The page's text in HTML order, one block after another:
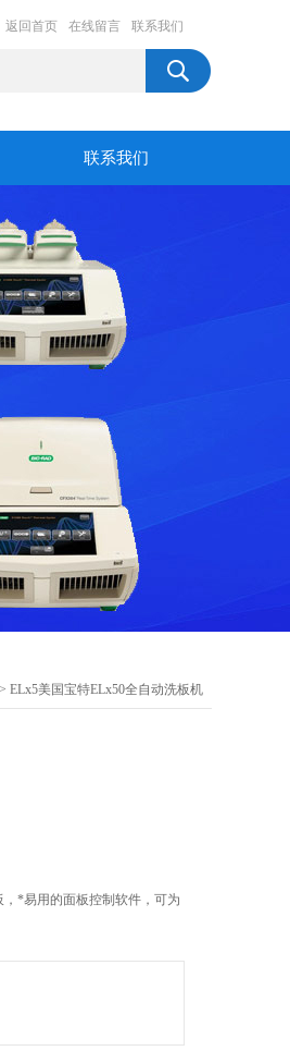
返回首页 在线留言 联系我们
联系我们
> ELx5美国宝特ELx50全自动洗板机
，*易用的面板控制软件，可为